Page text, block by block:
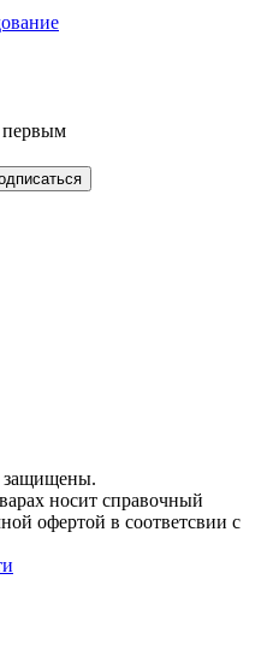
первым
защищены.
носит справочный
офертой в соответсвии с